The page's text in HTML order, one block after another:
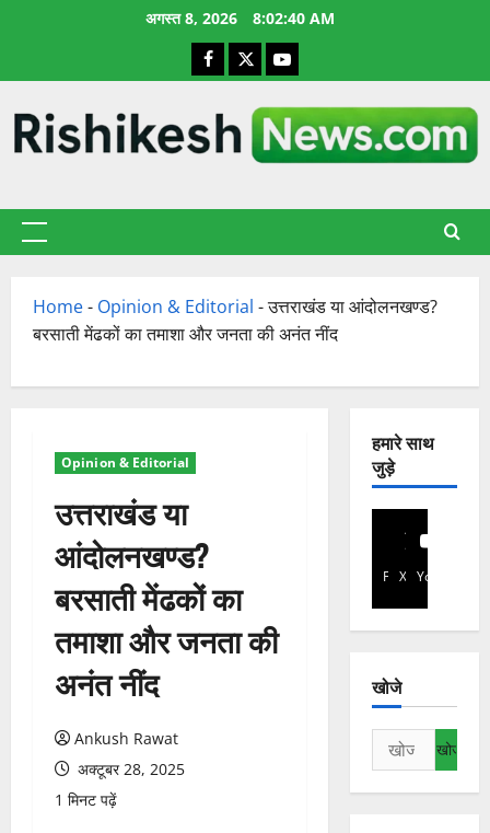
अगस्त 8, 2026 8:02:41 AM
Facebook
X YouTube
प्राथमिक
Home- Opinion & Editorial -उत्तराखंड या आंदोलनखण्ड?
बरसाती मेंढकों का तमाशा और जनता की अनंत नींद
Opinion & Editorial
उत्तराखंड या
आंदोलनखण्ड?
बरसाती मेंढकों का
तमाशा और जनता की
अनंत नींद
Ankush Rawat
अक्टूबर 28, 2025
1 मिनट पढ़ें
हमारे साथ
जुड़े
Facebook
X YouTube
खोजे
निम्न
को
खोजें: